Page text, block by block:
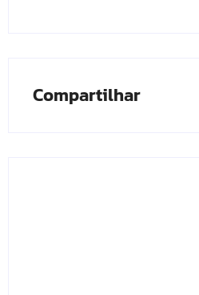
Compartilhar